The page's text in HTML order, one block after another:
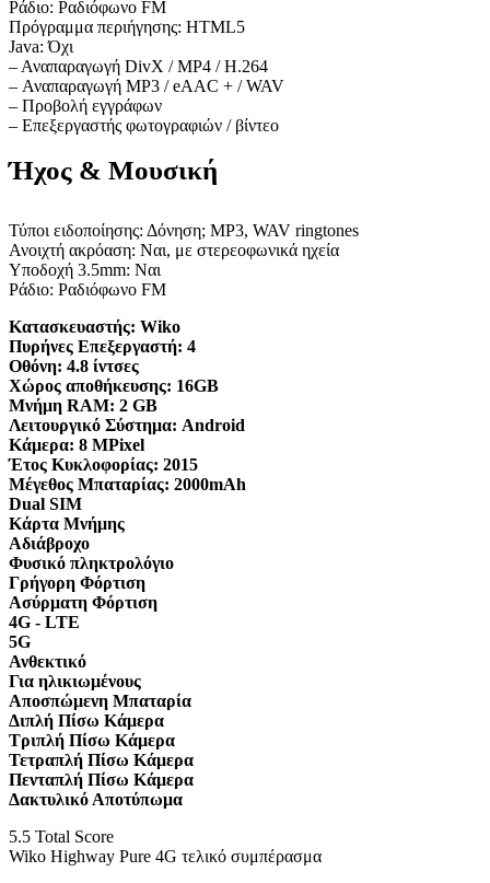
Ράδιο: Ραδιόφωνο FM
Πρόγραμμα περιήγησης: HTML5
Java: Όχι
– Αναπαραγωγή DivX / MP4 / H.264
– Αναπαραγωγή MP3 / eAAC + / WAV
– Προβολή εγγράφων
– Επεξεργαστής φωτογραφιών / βίντεο
Ήχος & Μουσική
Τύποι ειδοποίησης: Δόνηση; MP3, WAV ringtones
Ανοιχτή ακρόαση: Ναι, με στερεοφωνικά ηχεία
Υποδοχή 3.5mm: Ναι
Ράδιο: Ραδιόφωνο FM
Κατασκευαστής: Wiko
Πυρήνες Επεξεργαστή: 4
Οθόνη: 4.8 ίντσες
Χώρος αποθήκευσης: 16GB
Μνήμη RAM: 2 GB
Λειτουργικό Σύστημα: Android
Κάμερα: 8 MPixel
Έτος Κυκλοφορίας: 2015
Μέγεθος Μπαταρίας: 2000mAh
Dual SIM
Κάρτα Μνήμης
Αδιάβροχο
Φυσικό πληκτρολόγιο
Γρήγορη Φόρτιση
Ασύρματη Φόρτιση
4G - LTE
5G
Ανθεκτικό
Για ηλικιωμένους
Αποσπώμενη Μπαταρία
Διπλή Πίσω Κάμερα
Τριπλή Πίσω Κάμερα
Τετραπλή Πίσω Κάμερα
Πενταπλή Πίσω Κάμερα
Δακτυλικό Αποτύπωμα
5.5 Total Score
Wiko Highway Pure 4G τελικό συμπέρασμα